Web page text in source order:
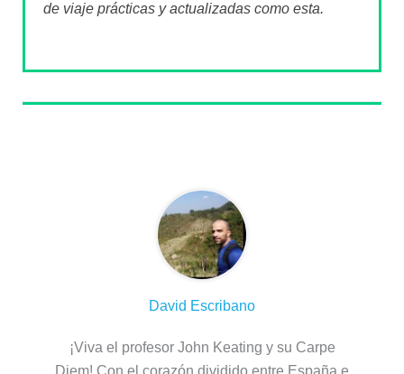
de viaje prácticas y actualizadas como esta.
David Escribano
¡Viva el profesor John Keating y su Carpe